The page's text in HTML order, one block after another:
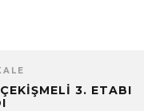
3. ETABI